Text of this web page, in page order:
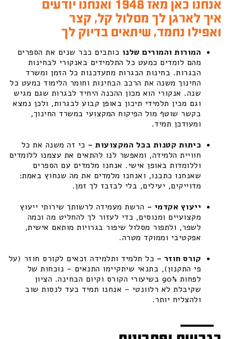
אנחנו כאן מאז 1948 ואנחנו יודעים
איך לארגן לך מסלול קל, קצר
ואפילו נחמד, שיתאים בדיוק לך
המורות והמורים שלנו כותבים כבר שנים את הספרים
מהם לומדים כמעט כל התלמידים באנקורי לבחינות
הבגרות. בחינות הבגרות מתעדכנות כל הזמן ומשרד
החינוך משנה את הרכב הבחינות וחומר הלימוד כמעט כל
שנה. אנקורי הוא מכון ההכנה היחיד לבגרות שגם מגיש
וגם מכין תלמידי תיכון באופן קבוע לבגרות, ולכן נמצא
בקשר שוטף מול הפיקוח המקצועי במשרד החינוך,
ומעודכן תמיד.
כיתות קטנות בכל המקצועות – כי זה משנה את כל
חוויית הלמידה, ומאפשר לנו להתאים את עצמנו ללומדים
וללומדות באופן אישי. אנחנו מלמדים עם הספרים
שאנחנו כתבנו, ואנחנו מלמדים את מה שנחוץ באמת:
מדוייקים, יעילים, בלי לבזבז לך זמן.
ייעוץ אקדמי – הרשת מעמידה לרשותך שירותי ייעוץ
מקצועיים ומנוסים, כדי לעזור לך להחליט מה וכמה
לשפר, ולתפור מסלול שיפור בגרויות מותאם אישית,
אפקטיבי וממוקד מטרה.
קורס חוזר – כל תלמיד ותלמידה זכאים לקורס חוזר (על
פי התקנון), בתנאי שיתקיימו התנאים – נוכחות של
לפחות 90% בשיעורי הקורס וקיום הבחינה. הציון
שקיבלת לא רלוונטי – אנחנו תמיד בעד לנסות שוב
ולהצליח יותר.